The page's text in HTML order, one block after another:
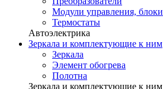
Модули управления, блоки
Термостаты
Автоэлектрика
Зеркала и комплектующие к ним
Зеркала
Элемент обогрева
Полотна
Зеркала и комплектующие к ним